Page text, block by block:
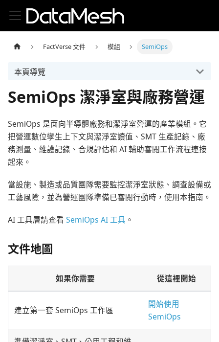
FactVerse 文件 模組 SemiOps
本頁導覽
SemiOps 潔淨室與廠務營運
SemiOps 是面向半導體廠務和潔淨室營運的產業模組。它
把營運數位孿生上下文與潔淨室讀值、SMT 生產記錄、廠
務測量、維護記錄、合規評估和 AI 輔助審閱工作流程連接
起來。
當設施、製造或品質團隊需要監控潔淨室狀態、調查設備或
工藝風險，並為營運團隊準備已審閱行動時，使用本指南。
AI 工具層請查看 SemiOps AI 工具 。
文件地圖
如果你需要 從這裡開始
建立第一套 SemiOps 工作區
開始使用
SemiOps